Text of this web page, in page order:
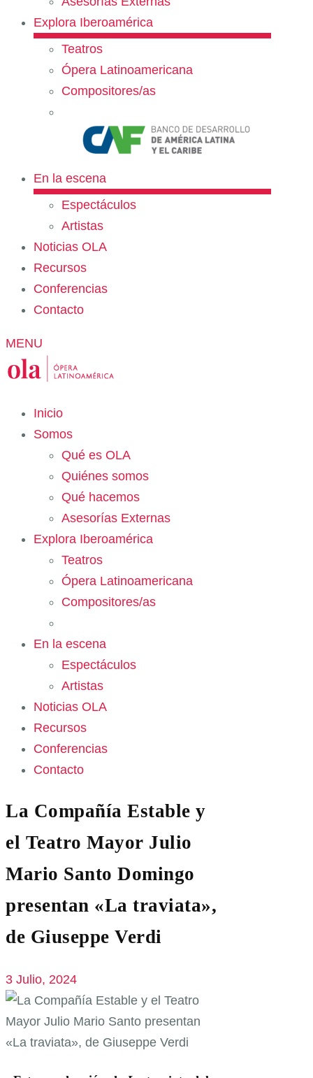
Explora Iberoamérica
Teatros
Ópera Latinoamericana
Compositores/as
En la escena
Espectáculos
Artistas
Noticias OLA
Recursos
Conferencias
Contacto
MENU
Inicio
Somos
Qué es OLA
Quiénes somos
Qué hacemos
Asesorías Externas
Explora Iberoamérica
Teatros
Ópera Latinoamericana
Compositores/as
En la escena
Espectáculos
Artistas
Noticias OLA
Recursos
Conferencias
Contacto
La Compañía Estable y
el Teatro Mayor Julio
Mario Santo Domingo
presentan «La traviata»,
de Giuseppe Verdi
3 Julio, 2024